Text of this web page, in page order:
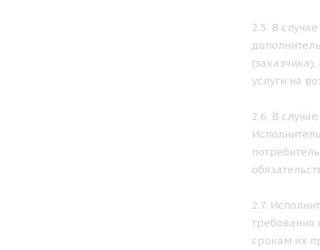
2.5. В
услуги на
2.6. В
2.7.
требования
срокам их